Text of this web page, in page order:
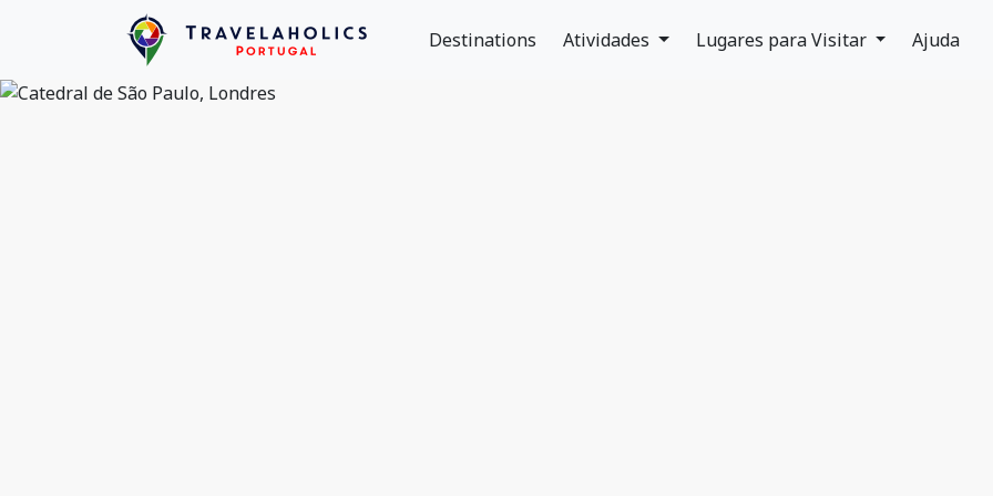
Destinations Atividades Lugares para Visitar Ajuda